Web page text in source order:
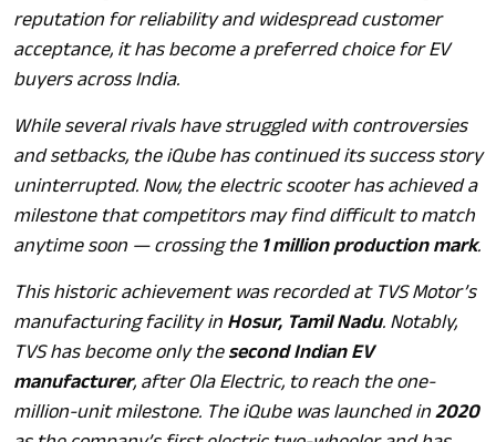
reputation for reliability and widespread customer
acceptance, it has become a preferred choice for EV
buyers across India.
While several rivals have struggled with controversies
and setbacks, the iQube has continued its success story
uninterrupted. Now, the electric scooter has achieved a
milestone that competitors may find difficult to match
anytime soon — crossing the 1 million production mark.
This historic achievement was recorded at TVS Motor’s
manufacturing facility in Hosur, Tamil Nadu. Notably,
TVS has become only thesecond Indian EV
manufacturer, after Ola Electric, to reach the one-
million-unit milestone. The iQube was launched in2020